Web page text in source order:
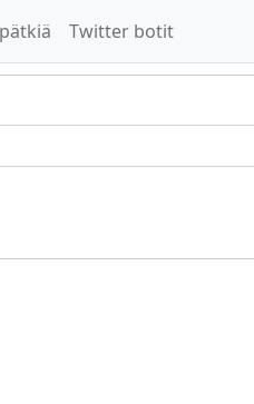
Twitter botit